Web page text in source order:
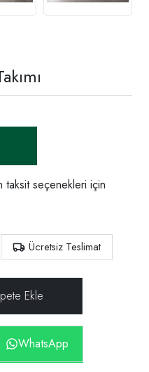
taksit seçenekleri için
Ücretsiz Teslimat
WhatsApp